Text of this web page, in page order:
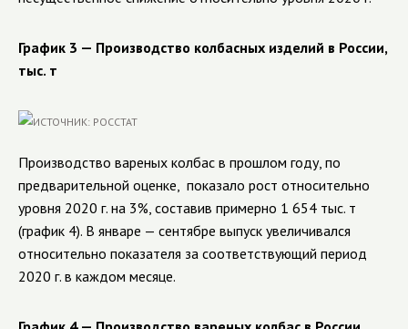
График 3 — Производство колбасных изделий в России,
тыс. т
Производство вареных колбас в прошлом году, по
предварительной оценке, показало рост относительно
уровня 2020 г. на 3%, составив примерно 1 654 тыс. т
(график 4). В январе — сентябре выпуск увеличивался
относительно показателя за соответствующий период
2020 г. в каждом месяце.